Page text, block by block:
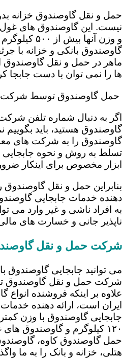
حمل و نقل گاوصندوق خزانه
نیست. این گاوصندوق های
و وزن آنها
گاوصندوق بانکی و خزانه با
ماهر در حمل و نقل گاوصندوق
ها را نمی توان با دست جابجا
حمل گاو‌صندوق توسط شرکت
اگر به دنبال شماره تلفن
گاوصندوق هستید، باید بگوییم
گاوصندوق را به شرکت های
تسلط به روش و نحوه جابجایی
ابزار مخصوص برای اینکار
بنابراین حمل و نقل گاوصندوق
دهنده خدمات جابجایی
به افراد ناشی و غیر وارد می
ناپذیر جانی و خسارت های
شرکت حمل و نقل
می توانید جابجایی گاوصندوق
شرکت حمل و نقل گاوصندوق
علاوه بر اینکه فروشنده
ایران است، ارائه دهنده
۱۲۰ کیلوگرم و گاوصندوق
حمل گاوصندوق کاوه،
هتلی، خزانه و بانک را به ما